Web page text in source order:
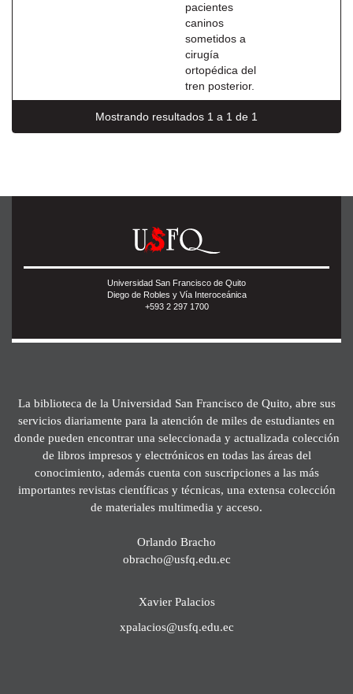
pacientes
caninos
sometidos a
cirugía
ortopédica del
tren posterior.
Mostrando resultados 1 a 1 de 1
Universidad San Francisco de Quito
Diego de Robles y Vía Interoceánica
+593 2 297 1700
La biblioteca de la Universidad San Francisco de Quito, abre sus
servicios diariamente para la atención de miles de estudiantes en
donde pueden encontrar una seleccionada y actualizada colección
de libros impresos y electrónicos en todas las áreas del
conocimiento, además cuenta con suscripciones a las más
importantes revistas científicas y técnicas, una extensa colección
de materiales multimedia y acceso.
Orlando Bracho
obracho@usfq.edu.ec
Xavier Palacios
xpalacios@usfq.edu.ec